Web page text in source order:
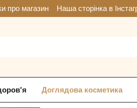
про магазин Наша сторінка в
Доглядова косметика